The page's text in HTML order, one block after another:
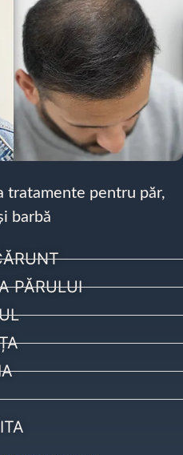
tratamente pentru păr,
barbă
PĂRULUI